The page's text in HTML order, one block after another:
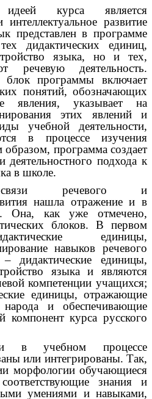
курса является
развитие
представлен в программе
дидактических единиц,
языка, но и тех,
речевую деятельность.
блок программы включает
понятий, обозначающих
явления, указывает на
этих явлений и
учебной деятельности,
в процессе изучения
программа создает
деятельностного подхода к
в школе.
речевого и
нашла отражение и в
Она, как уже отмечено,
блоков. В первом
единицы,
навыков речевого
дидактические единицы,
языка и являются
компетенции учащихся;
единицы, отражающие
и обеспечивающие
компонент курса русского
в учебном процессе
или интегрированы. Так,
морфологии обучающиеся
знания и
умениями и навыками,